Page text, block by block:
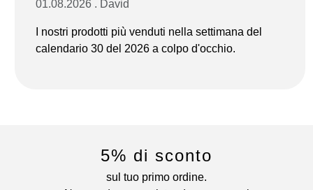
01.08.2026 . David
I nostri prodotti più venduti nella settimana del
calendario 30 del 2026 a colpo d'occhio.
5% di sconto
sul tuo primo ordine.